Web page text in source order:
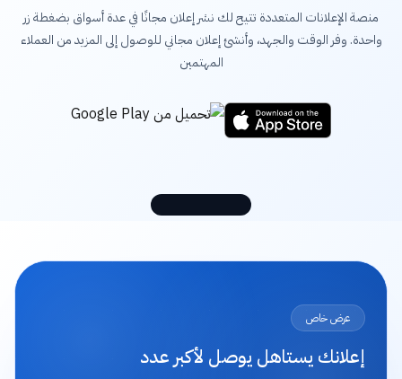
منصة الإعلانات المتعددة تتيح لك نشر إعلان مجانًا في عدة أسواق بضغطة زر
واحدة. وفر الوقت والجهد، وأنشئ إعلان مجاني للوصول إلى المزيد من العملاء
المهتمين
عرض خاص
إعلانك يستاهل يوصل لأكبر عدد